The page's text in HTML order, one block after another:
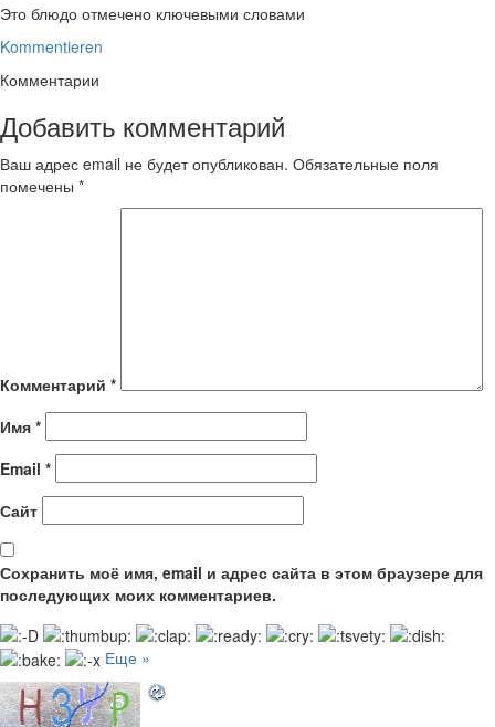
Это блюдо отмечено ключевыми словами
Kommentieren
Комментарии
Добавить комментарий
Ваш адрес email не будет опубликован. Обязательные поля
помечены *
Комментарий *
Имя *
Email *
Сайт
Сохранить моё имя, email и адрес сайта в этом браузере для
последующих моих комментариев.
Еще »